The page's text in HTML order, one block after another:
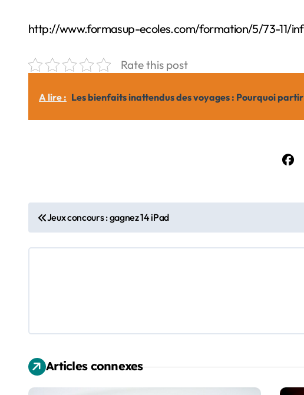
http://www.formasup-ecoles.com/formation/5/73-11/
Rate this post
A lire : Les bienfaits inattendus des voyages : Pourquoi
N
a
a
t
i
Jeux concours : gagnez 14 iPad
Articles connexes